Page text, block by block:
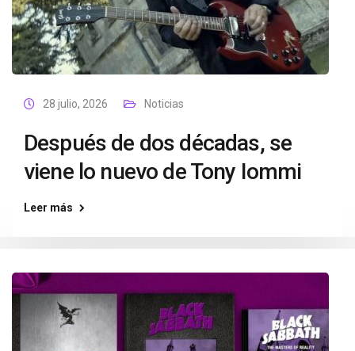
28 julio, 2026 Noticias
Después de dos décadas, se
viene lo nuevo de Tony Iommi
Leer más